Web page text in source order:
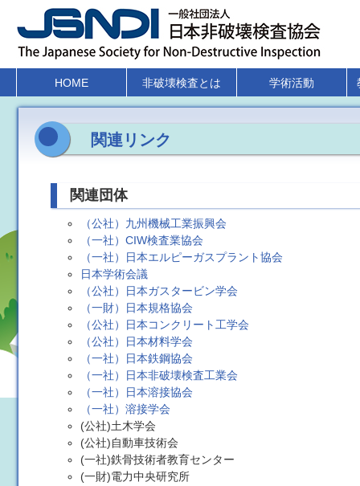
HOME 非破壊検査とは 学術活動
関連リンク
関連団体
（公社）九州機械工業振興会
（一社）CIW検査業協会
（一社）日本エルピーガスプラント協会
日本学術会議
（公社）日本ガスタービン学会
（一財）日本規格協会
（公社）日本コンクリート工学会
（公社）日本材料学会
（一社）日本鉄鋼協会
（一社）日本非破壊検査工業会
（一社）日本溶接協会
（一社）溶接学会
(公社)土木学会
(公社)自動車技術会
(一社)鉄骨技術者教育センター
(一財)電力中央研究所